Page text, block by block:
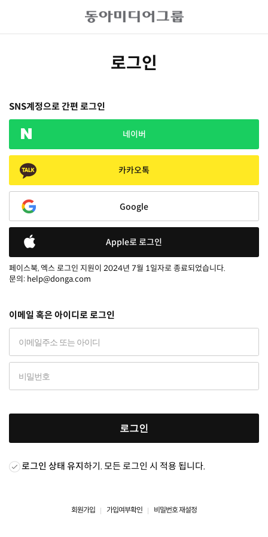
로그인
SNS계정으로 간편 로그인
네이버
카카오톡
Google
Apple로 로그인
페이스북, 엑스 로그인 지원이 2024년 7월 1일자로 종료되었습니다.
문의: help@donga.com
이메일 혹은 아이디로 로그인
로그인
로그인 상태 유지하기. 모든 로그인 시 적용 됩니다.
회원가입 가입여부확인 비밀번호 재설정